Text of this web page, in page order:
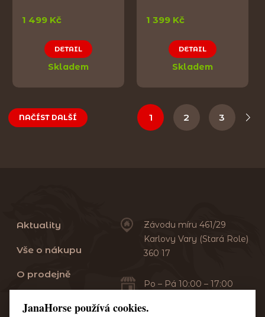
1 499 Kč
DETAIL
Skladem
1 399 Kč
DETAIL
Skladem
NAČÍST DALŠÍ 1 2 3
Aktuality
Vše o nákupu
O prodejně
Závodu míru 461/29
Karlovy Vary (Stará Role)
360 17
Po – Pá 10:00 – 17:00
JanaHorse používá cookies.